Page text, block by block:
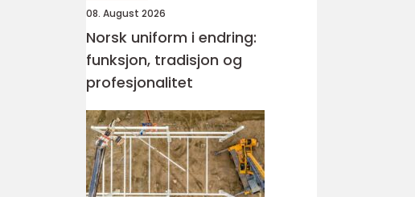
08. August 2026
Norsk uniform i endring:
funksjon, tradisjon og
profesjonalitet